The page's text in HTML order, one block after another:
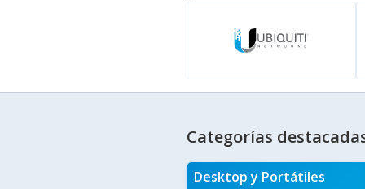
Categorías
Desktop y Portátiles